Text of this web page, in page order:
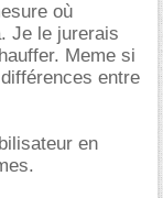
où
Je le jurerais
Meme si
entre
en